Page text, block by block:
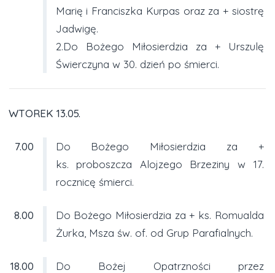
Marię i Franciszka Kurpas oraz za + siostrę
Jadwigę.
2.Do Bożego Miłosierdzia za + Urszulę
Świerczyna w 30. dzień po śmierci.
WTOREK 13.05.
7.00
Do Bożego Miłosierdzia za +
ks. proboszcza Alojzego Brzeziny w 17.
rocznicę śmierci.
8.00
Do Bożego Miłosierdzia za + ks. Romualda
Żurka, Msza św. of. od Grup Parafialnych.
18.00
Do Bożej Opatrzności przez